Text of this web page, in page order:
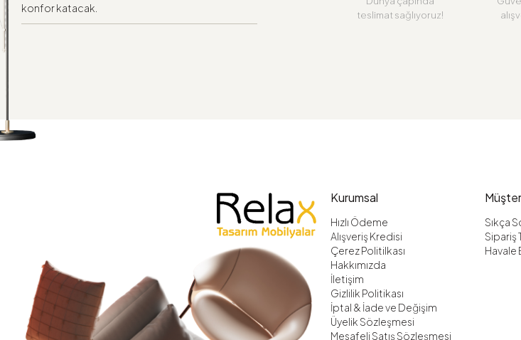
konfor katacak.
teslimat sağlıyoruz!
Kurumsal
Hızlı Ödeme
Alışveriş Kredisi
Çerez Politilkası
Hakkımızda
İletişim
Gizlilik Politikası
İptal & İade ve Değişim
Üyelik Sözleşmesi
Mesafeli Satış Sözleşmesi
Sıkça
Sipariş
Havale